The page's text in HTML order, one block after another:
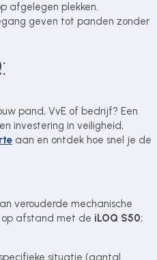
afgelegen plekken.
geven tot panden zonder
pand, VvE of bedrijf? Een
investering in veiligheid,
aan en ontdek hoe snel je de
verouderde mechanische
afstand met de iLOQ S50;
situatie (aantal